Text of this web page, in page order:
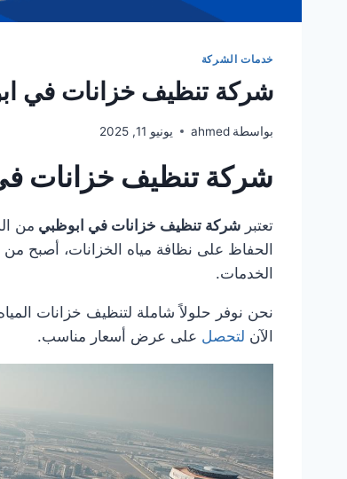
خدمات الشركة
شركة تنظيف خزانات في ابوظبي
بواسطة ahmed يونيو 11, 2025
شركة تنظيف خزانات في
تعتبرشركة تنظيف خزانات في ابوظبي من
الحفاظ على نظافة مياه الخزانات، أصبح
الخدمات.
نحن نوفر حلولاً شاملة لتنظيف خزانات
الآن لتحصل على عرض أسعار مناسب.